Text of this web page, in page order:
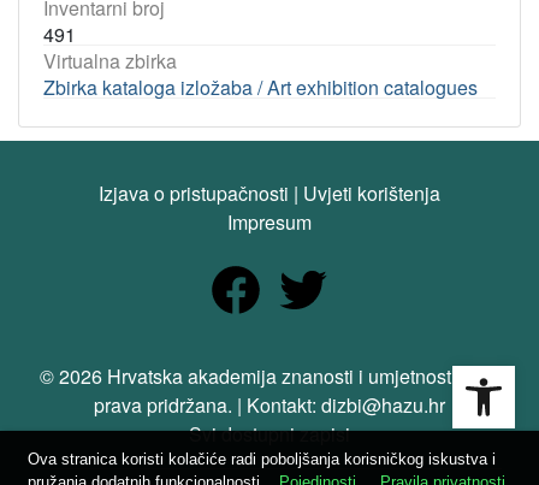
Inventarni broj
491
Virtualna zbirka
Zbirka kataloga izložaba / Art exhibition catalogues
Izjava o pristupačnosti | Uvjeti korištenja
Impresum
© 2026 Hrvatska akademija znanosti i umjetnosti. Sva
prava pridržana. | Kontakt: dizbi@hazu.hr
Svi dostupni zapisi
Ova stranica koristi kolačiće radi poboljšanja korisničkog iskustva i